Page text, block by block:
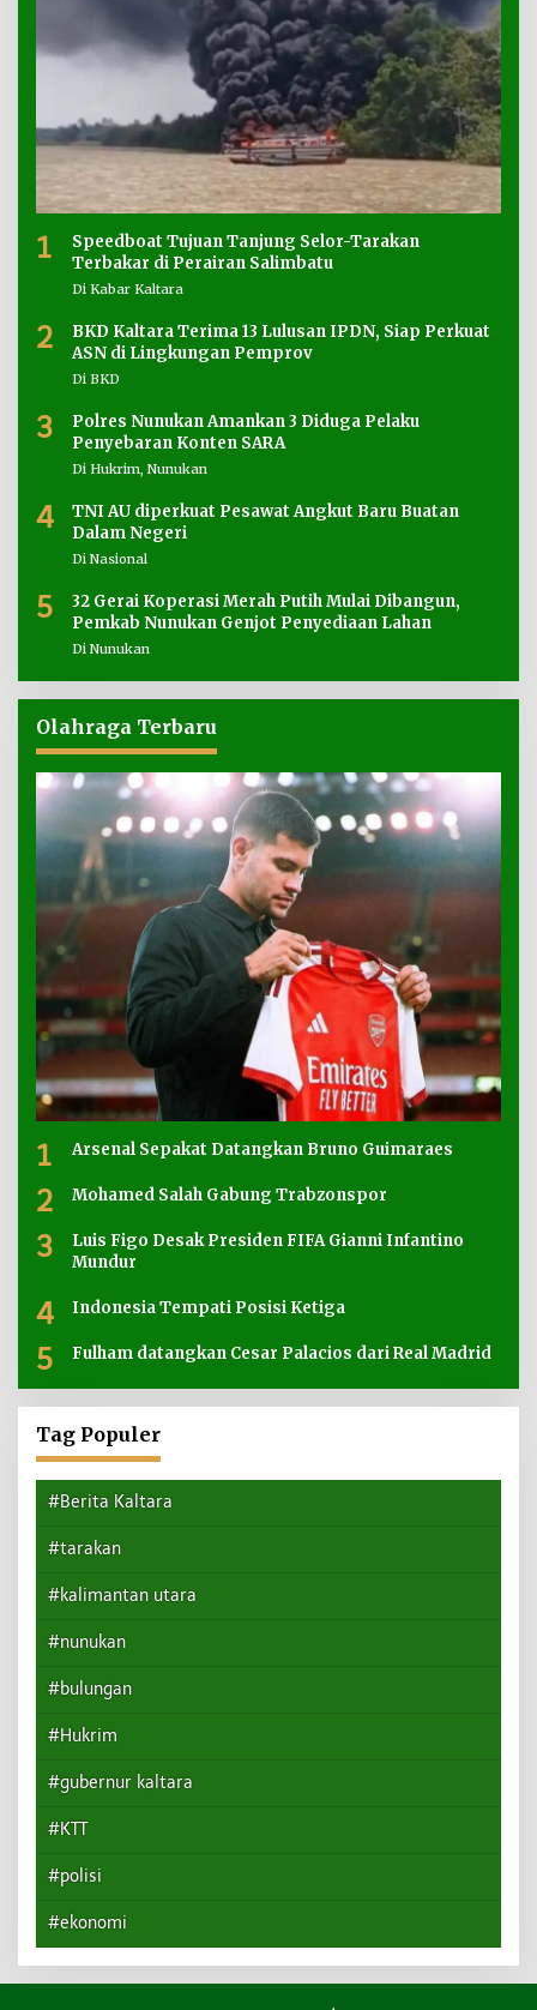
1
Speedboat Tujuan Tanjung Selor-Tarakan
Terbakar di Perairan Salimbatu
Di Kabar Kaltara
2
BKD Kaltara Terima 13 Lulusan IPDN, Siap Perkuat
ASN di Lingkungan Pemprov
Di BKD
3
Polres Nunukan Amankan 3 Diduga Pelaku
Penyebaran Konten SARA
Di Hukrim, Nunukan
4
TNI AU diperkuat Pesawat Angkut Baru Buatan
Dalam Negeri
Di Nasional
5
32 Gerai Koperasi Merah Putih Mulai Dibangun,
Pemkab Nunukan Genjot Penyediaan Lahan
Di Nunukan
Olahraga Terbaru
1 Arsenal Sepakat Datangkan Bruno Guimaraes
2 Mohamed Salah Gabung Trabzonspor
3
Luis Figo Desak Presiden FIFA Gianni Infantino
Mundur
4 Indonesia Tempati Posisi Ketiga
5 Fulham datangkan Cesar Palacios dari Real Madrid
Tag Populer
#Berita Kaltara
#tarakan
#kalimantan utara
#nunukan
#bulungan
#Hukrim
#gubernur kaltara
#KTT
#polisi
#ekonomi